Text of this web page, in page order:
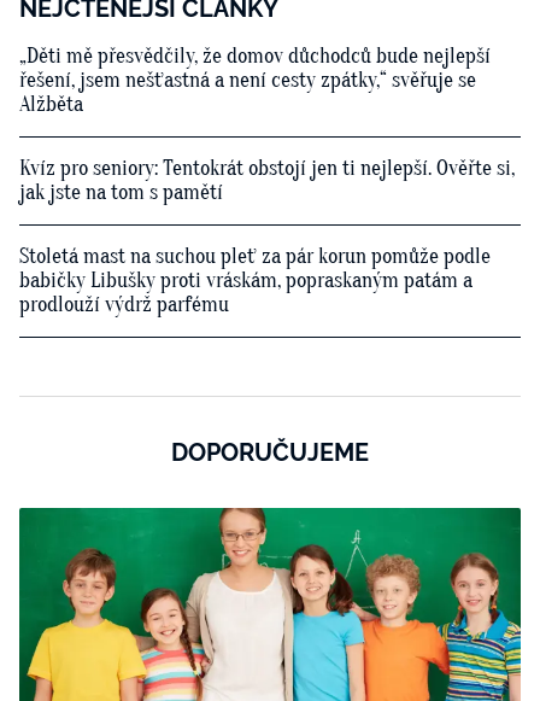
NEJČTENĚJŠÍ ČLÁNKY
„Děti mě přesvědčily, že domov důchodců bude nejlepší
řešení, jsem nešťastná a není cesty zpátky,“ svěřuje se
Alžběta
Kvíz pro seniory: Tentokrát obstojí jen ti nejlepší. Ověřte si,
jak jste na tom s pamětí
Stoletá mast na suchou pleť za pár korun pomůže podle
babičky Libušky proti vráskám, popraskaným patám a
prodlouží výdrž parfému
DOPORUČUJEME